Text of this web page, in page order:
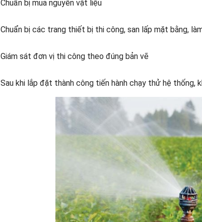
Chuẩn bị mua nguyên vật liệu
Chuẩn bị các trang thiết bị thi công, san lấp mặt bằng,
Giám sát đơn vị thi công theo đúng bản vẽ
Sau khi lắp đặt thành công tiến hành chạy thử hệ